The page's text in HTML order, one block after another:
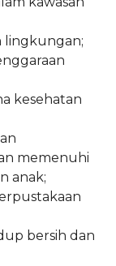
lingkungan;
kesehatan
memenuhi
anak;
bersih dan